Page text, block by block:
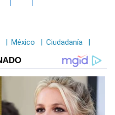
| México | Ciudadanía
|